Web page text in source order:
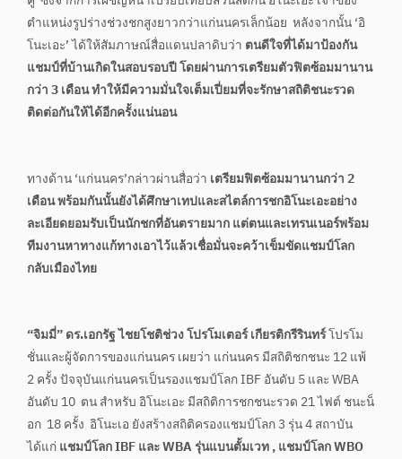
ตำแหน่งรูปร่างช่วงชกสูงยาวกว่าแก่นนครเล็กน้อย หลังจากนั้น ‘อิ
โนะเอะ’ ได้ให้สัมภาษณ์สื่อแดนปลาดิบว่า ตนดีใจที่ได้มาป้องกัน
แชมป์ที่บ้านเกิดในสอบรอบปี โดยผ่านการเตรียมตัวฟิตซ้อมมานาน
กว่า 3 เดือน ทำให้มีความมั่นใจเต็มเปี่ยมที่จะรักษาสถิติชนะรวด
ติดต่อกันให้ได้อีกครั้งแน่นอน
ทางด้าน ‘แก่นนคร’กล่าวผ่านสื่อว่า เตรียมฟิตซ้อมมานานกว่า 2
เดือน พร้อมกันนั้นยังได้ศึกษาเทปและสไตล์การชกอิโนะเอะอย่าง
ละเอียดยอมรับเป็นนักชกที่อันตรายมาก แต่ตนและเทรนเนอร์พร้อม
ทีมงานหาทางแก้ทางเอาไว้แล้วเชื่อมั่นจะคว้าเข็มขัดแชมป์โลก
กลับเมืองไทย
“จิมมี่” ดร.เอกรัฐ ไชยโชติช่วง โปรโมเตอร์ เกียรติกรีรินทร์โปรโม
ชั่นและผู้จัดการของแก่นนคร เผยว่า แก่นนคร มีสถิติชกชนะ 12 แพ้
2 ครั้ง ปัจจุบันแก่นนครเป็นรองแชมป์โลก IBF อันดับ 5 และ WBA
อันดับ 10 ตน สำหรับ อิโนะเอะ มีสถิติการชกชนะรวด 21 ไฟต์ ชนะน็
อก 18 ครั้ง อิโนะเอ ยังสร้างสถิติครองแชมป์โลก 3 รุ่น 4 สถาบัน
ได้แก่แชมป์โลก IBF และ WBA รุ่นแบนตั้มเวท , แชมป์โลก WBO